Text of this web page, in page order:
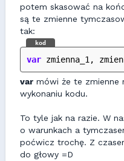
potem skasować na
są te zmienne
tak:
kod
var zmienna_1,
var mówi że te zmienne
wykonaniu kodu.
To tyle jak na razie. W
o warunkach a
poćwicz trochę. Z
do głowy =D